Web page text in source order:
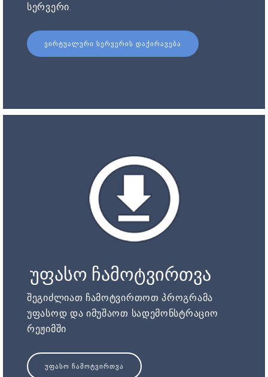
სერვერი.
ᲕᲘᲠᲢᲣᲐᲚᲣᲠᲘ ᲡᲔᲠᲕᲔᲠᲘᲡ ᲓᲐᲥᲘᲠᲐᲕᲔᲑᲐ
უფასო ჩამოტვირთვა
შეგიძლიათ ჩამოტვირთოთ პროგრამა
უფასოდ და იმუშაოთ სადემონსტრაციო
რეჟიმში
ᲣᲤᲐᲡᲝ ᲩᲐᲛᲝᲢᲕᲘᲠᲗᲕᲐ